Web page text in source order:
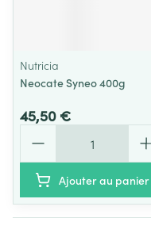
Nutricia
Neocate Syneo 400g
45,50 €
Ajouter au panier